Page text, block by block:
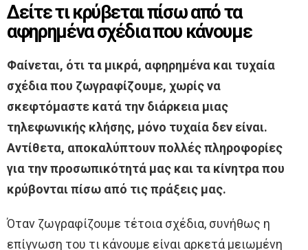
Δείτε τι κρύβεται πίσω από τα
αφηρημένα σχέδια που κάνουμε
Φαίνεται, ότι τα μικρά, αφηρημένα και τυχαία
σχέδια που ζωγραφίζουμε, χωρίς να
σκεφτόμαστε κατά την διάρκεια μιας
τηλεφωνικής κλήσης, μόνο τυχαία δεν είναι.
Αντίθετα, αποκαλύπτουν πολλές πληροφορίες
για την προσωπικότητά μας και τα κίνητρα που
κρύβονται πίσω από τις πράξεις μας.
Όταν ζωγραφίζουμε τέτοια σχέδια, συνήθως η
επίγνωση του τι κάνουμε είναι αρκετά μειωμένη